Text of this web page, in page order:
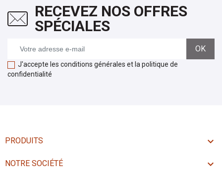
RECEVEZ NOS OFFRES
SPÉCIALES
J'accepte les conditions générales et la politique de
confidentialité
PRODUITS 
NOTRE SOCIÉTÉ 